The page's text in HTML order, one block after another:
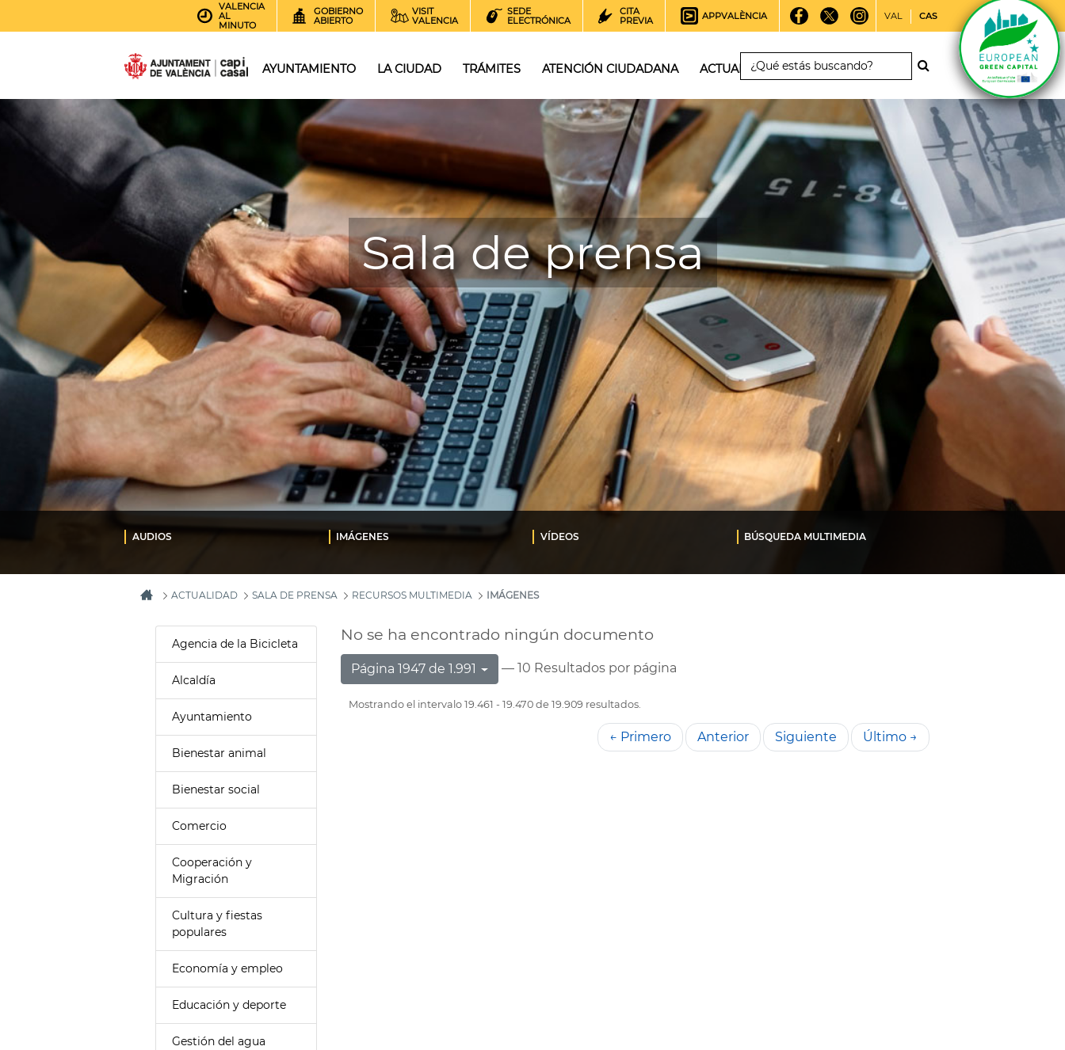
VALENCIA
AL
MINUTO
GOBIERNO
ABIERTO
VISIT
VALENCIA
SEDE
ELECTRÓNICA
CITA
PREVIA
APPVALÈNCIA VAL CAS
AYUNTAMIENTO LA CIUDAD TRÁMITES ATENCIÓN CIUDADANA ACTUALIDAD
Sala de prensa
AUDIOS IMÁGENES VÍDEOS BÚSQUEDA MULTIMEDIA
ACTUALIDAD SALA DE PRENSA RECURSOS MULTIMEDIA IMÁGENES
Agencia de la Bicicleta
Alcaldía
Ayuntamiento
Bienestar animal
Bienestar social
Comercio
Cooperación y
Migración
Cultura y fiestas
populares
Economía y empleo
Educación y deporte
Gestión del agua
No se ha encontrado ningún documento
Página 1947 de 1.991 — 10 Resultados por página
Mostrando el intervalo 19.461 - 19.470 de 19.909 resultados.
← Primero Anterior Siguiente Último →